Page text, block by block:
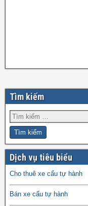
Tìm kiếm
Dịch vụ tiêu biểu
Cho thuê xe cẩu tự hành
Bán xe cẩu tự hành